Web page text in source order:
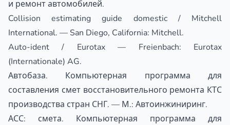
и ремонт автомобилей.
Collision estimating guide domestic / Mitchell
International. — San Diego, California: Mitchell.
Auto-ident / Eurotax — Freienbach: Eurotax
(Internationale) AG.
Автобаза. Компьютерная программа для
составления смет восстановительного ремонта КТС
производства стран СНГ. — М.: Автоинжиниринг.
АСС: смета. Компьютерная программа для